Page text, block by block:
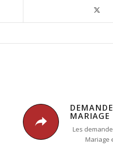
MARIAGE
Les
Mariage